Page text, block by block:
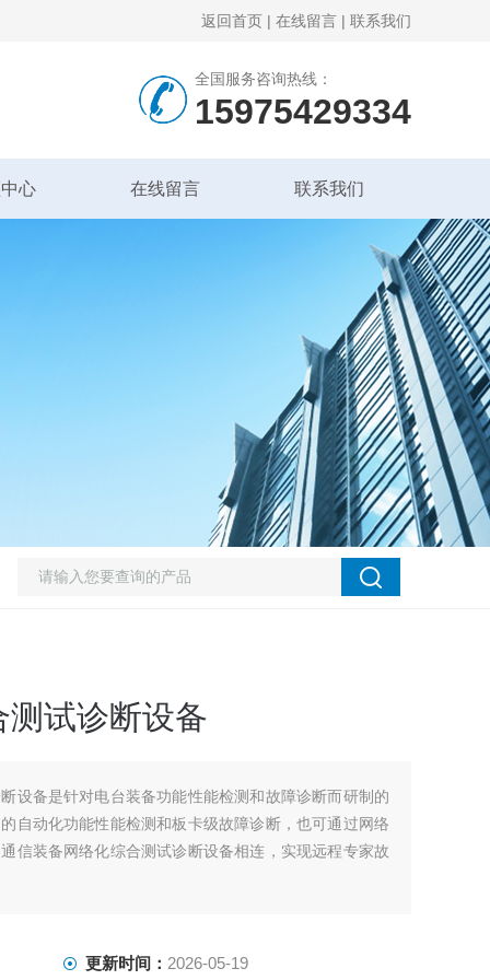
返回首页 | 在线留言 | 联系我们
全国服务咨询热线：
15975429334
心 在线留言 联系我们
试诊断设备
设备是针对电台装备功能性能检测和故障诊断而研制的
自动化功能性能检测和板卡级故障诊断，也可通过网络
信装备网络化综合测试诊断设备相连，实现远程专家故
更新时间： 2026-05-19